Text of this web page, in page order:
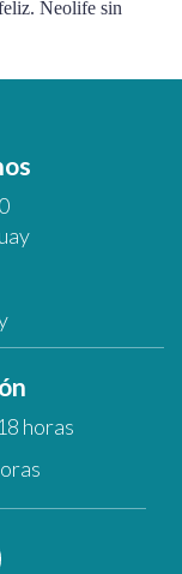
Neolife sin
horas